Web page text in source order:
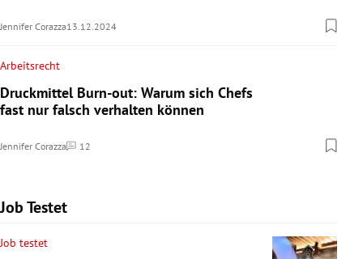
Jennifer Corazza13.12.2024
Arbeitsrecht
Druckmittel Burn-out: Warum sich Chefs
fast nur falsch verhalten können
Jennifer Corazza 12
Kommentare
Job Testet
Job testet